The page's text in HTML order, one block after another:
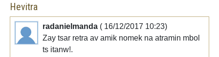
Hevitra
radanielmanda ( 16/12/2017 10:23)
Zay tsar retra av amik nomek na atramin mbol
ts itanw!.